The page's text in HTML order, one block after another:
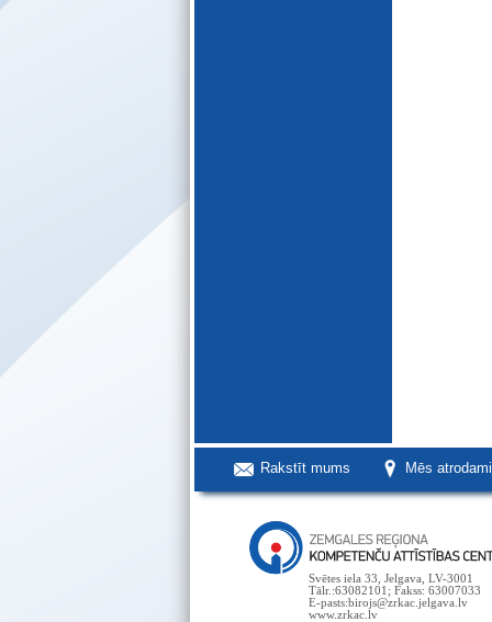
Rakstīt mums Mēs
Svētes iela 33, Jelgava, LV-3001
Tālr.:63082101; Fakss: 63007033
E-pasts:birojs@zrkac.jelgava.lv
www.zrkac.lv